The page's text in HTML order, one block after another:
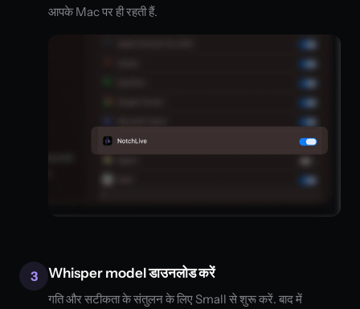
आपके Mac पर ही रहती हैं.
3 Whisper model डाउनलोड करें
गति और सटीकता के संतुलन के लिए Small से शुरू करें. बाद में